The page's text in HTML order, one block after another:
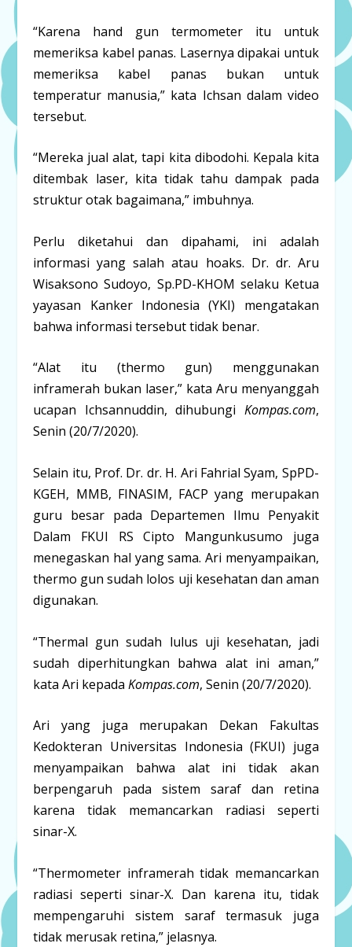
“Karena hand gun termometer itu untuk
memeriksa kabel panas. Lasernya dipakai untuk
memeriksa kabel panas bukan untuk
temperatur manusia,” kata Ichsan dalam video
tersebut.
“Mereka jual alat, tapi kita dibodohi. Kepala kita
ditembak laser, kita tidak tahu dampak pada
struktur otak bagaimana,” imbuhnya.
Perlu diketahui dan dipahami, ini adalah
informasi yang salah atau hoaks. Dr. dr. Aru
Wisaksono Sudoyo, Sp.PD-KHOM selaku Ketua
yayasan Kanker Indonesia (YKI) mengatakan
bahwa informasi tersebut tidak benar.
“Alat itu (thermo gun) menggunakan
inframerah bukan laser,” kata Aru menyanggah
ucapan Ichsannuddin, dihubungi Kompas.com,
Senin (20/7/2020).
Selain itu, Prof. Dr. dr. H. Ari Fahrial Syam, SpPD-
KGEH, MMB, FINASIM, FACP yang merupakan
guru besar pada Departemen Ilmu Penyakit
Dalam FKUI RS Cipto Mangunkusumo juga
menegaskan hal yang sama. Ari menyampaikan,
thermo gun sudah lolos uji kesehatan dan aman
digunakan.
“Thermal gun sudah lulus uji kesehatan, jadi
sudah diperhitungkan bahwa alat ini aman,”
kata Ari kepadaKompas.com, Senin (20/7/2020).
Ari yang juga merupakan Dekan Fakultas
Kedokteran Universitas Indonesia (FKUI) juga
menyampaikan bahwa alat ini tidak akan
berpengaruh pada sistem saraf dan retina
karena tidak memancarkan radiasi seperti
sinar-X.
“Thermometer inframerah tidak memancarkan
radiasi seperti sinar-X. Dan karena itu, tidak
mempengaruhi sistem saraf termasuk juga
tidak merusak retina,” jelasnya.